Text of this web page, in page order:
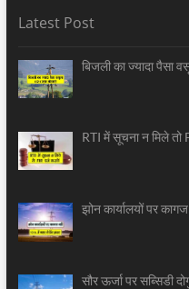
Latest Post
बिजली का ज्यादा पैसा
RTI में सूचना न मिले तो
झोन कार्यालयों पर
सौर ऊर्जा पर सब्सिडी